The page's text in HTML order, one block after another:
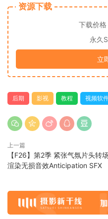
资源下载
下载价格
永久
立
后期 影视 教程 视频软
上一篇
【F26】第2季 紧张气氛片头转场
渲染无损音效Anticipation SFX